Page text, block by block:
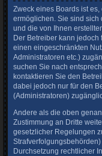
Zweck eines Boards ist
ermöglichen. Sie sind sich
und die von Ihnen
Der Betreiber kann
einen eingeschränkten
Administratoren etc.)
suchen Sie nach
kontaktieren Sie den
dabei jedoch nur für den
(Administratoren)
Andere als die oben
Zustimmung an Dritte
gesetzlicher Regelungen
Durchsetzung rechtlicher